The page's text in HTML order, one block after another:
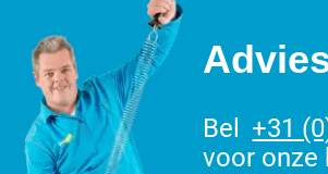
Bel
+31
voor onze